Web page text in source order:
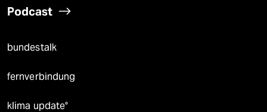
Podcast
bundestalk
fernverbindung
klima update°